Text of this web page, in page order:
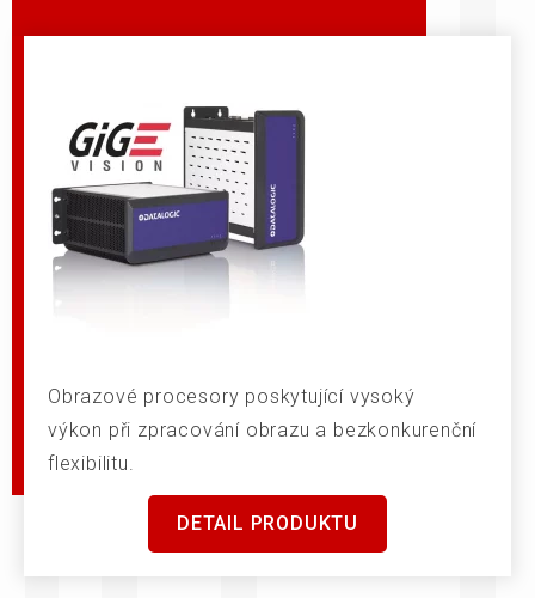
Obrazové procesory poskytující vysoký
výkon při zpracování obrazu a bezkonkurenční
flexibilitu.
DETAIL PRODUKTU